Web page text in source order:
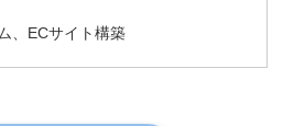
、ECサイト構築